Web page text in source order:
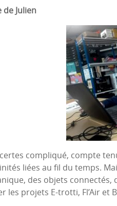
de Julien
compliqué, compte
liées au fil du temps.
des objets connectés,
les projets E-trotti, Fl’Air et